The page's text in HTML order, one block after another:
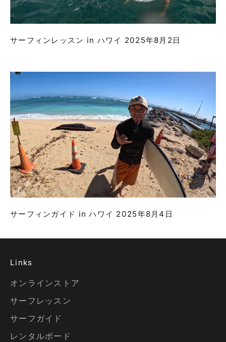
サーフィンレッスン in ハワイ 2025年8月2日
サーフィンガイド in ハワイ 2025年8月4日
Links
オンラインストア
サーフレッスン
サーフガイド
レンタルボード